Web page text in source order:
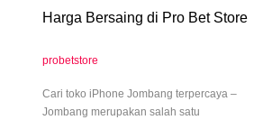
Harga Bersaing di Pro Bet Store
probetstore
Cari toko iPhone Jombang terpercaya –
Jombang merupakan salah satu